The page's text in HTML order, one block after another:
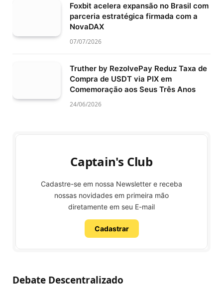
Foxbit acelera expansão no Brasil com
parceria estratégica firmada com a
NovaDAX
07/07/2026
Truther by RezolvePay Reduz Taxa de
Compra de USDT via PIX em
Comemoração aos Seus Três Anos
24/06/2026
Captain's Club
Cadastre-se em nossa Newsletter e receba
nossas novidades em primeira mão
diretamente em seu E-mail
Cadastrar
Debate Descentralizado